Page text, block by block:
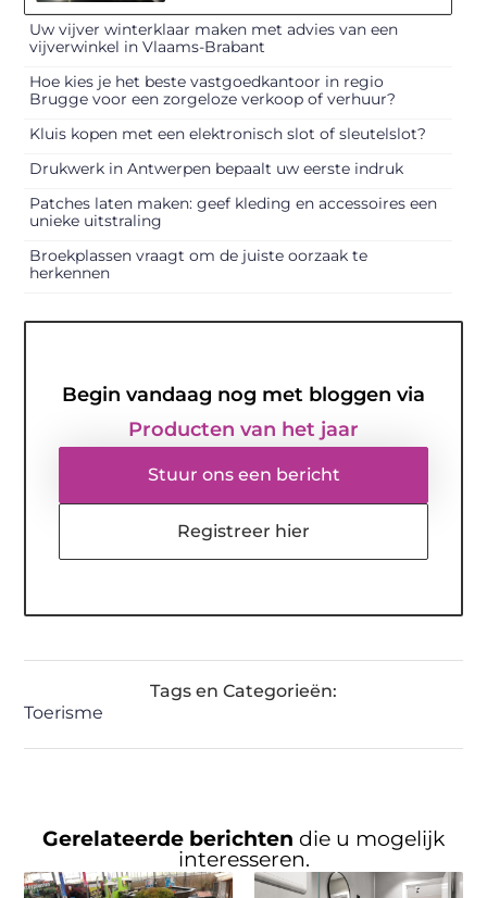
Uw vijver winterklaar maken met advies van een
vijverwinkel in Vlaams-Brabant
Hoe kies je het beste vastgoedkantoor in regio
Brugge voor een zorgeloze verkoop of verhuur?
Kluis kopen met een elektronisch slot of sleutelslot?
Drukwerk in Antwerpen bepaalt uw eerste indruk
Patches laten maken: geef kleding en accessoires een
unieke uitstraling
Broekplassen vraagt om de juiste oorzaak te
herkennen
Begin vandaag nog met bloggen via
Producten van het jaar
Stuur ons een bericht
Registreer hier
Tags en Categorieën:
Toerisme
Gerelateerde berichten die u mogelijk
interesseren.